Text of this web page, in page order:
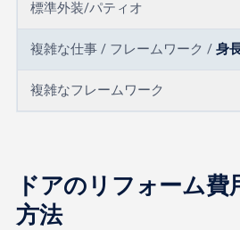
標準外装/パティオ
複雑な仕事 / フレームワーク / 身
複雑なフレームワーク
ドアのリフォーム費
方法